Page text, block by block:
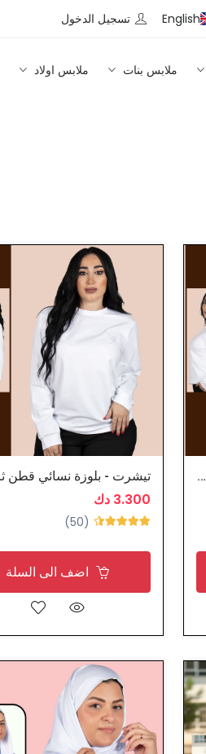
English تسجيل الدخول
ملابس بنات ملابس اولاد
تيشرت - بلوزة نسائي قطن ثانوي رياضية المدرسة
3.300 دك
(50)
اضف الى السلة